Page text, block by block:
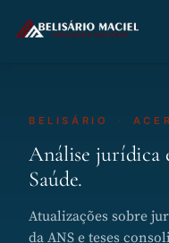
para
BELISÁRIO ·
Análise jurídica
Saúde.
Atualizações sobre
da ANS e teses